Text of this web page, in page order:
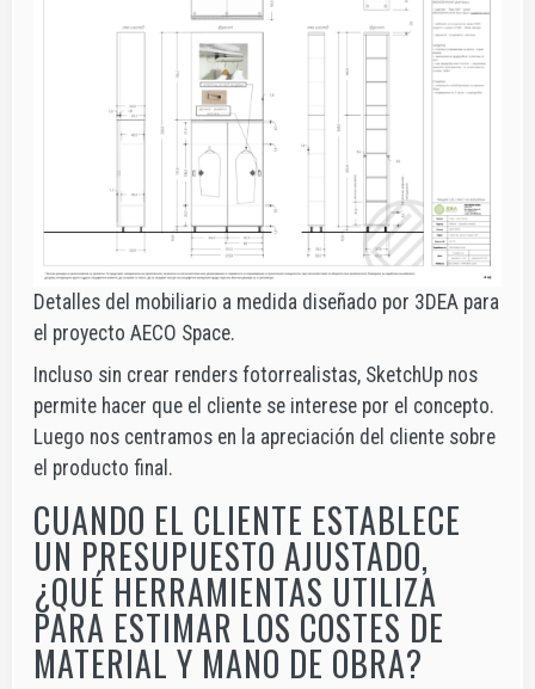
Detalles del mobiliario a medida diseñado por 3DEA para
el proyecto AECO Space.
Incluso sin crear renders fotorrealistas, SketchUp nos
permite hacer que el cliente se interese por el concepto.
Luego nos centramos en la apreciación del cliente sobre
el producto final.
CUANDO EL CLIENTE ESTABLECE
UN PRESUPUESTO AJUSTADO,
¿QUÉ HERRAMIENTAS UTILIZA
PARA ESTIMAR LOS COSTES DE
MATERIAL Y MANO DE OBRA?